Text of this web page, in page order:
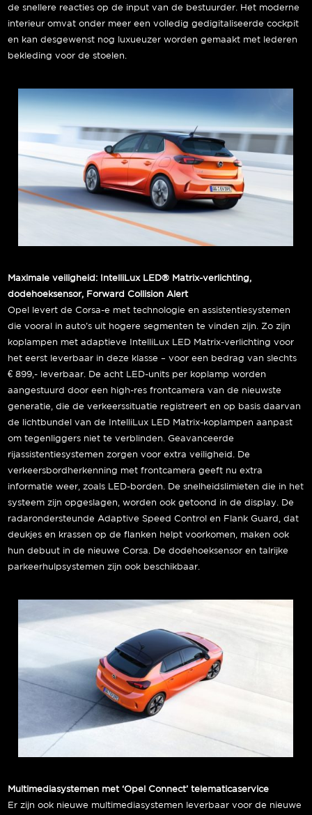
de snellere reacties op de input van de bestuurder. Het moderne
interieur omvat onder meer een volledig gedigitaliseerde cockpit
en kan desgewenst nog luxueuzer worden gemaakt met lederen
bekleding voor de stoelen.
Maximale veiligheid: IntelliLux LED® Matrix-verlichting,
dodehoeksensor, Forward Collision Alert
Opel levert de Corsa-e met technologie en assistentiesystemen
die vooral in auto’s uit hogere segmenten te vinden zijn. Zo zijn
koplampen met adaptieve IntelliLux LED Matrix-verlichting voor
het eerst leverbaar in deze klasse – voor een bedrag van slechts
€ 899,- leverbaar. De acht LED-units per koplamp worden
aangestuurd door een high-res frontcamera van de nieuwste
generatie, die de verkeerssituatie registreert en op basis daarvan
de lichtbundel van de IntelliLux LED Matrix-koplampen aanpast
om tegenliggers niet te verblinden. Geavanceerde
rijassistentiesystemen zorgen voor extra veiligheid. De
verkeersbordherkenning met frontcamera geeft nu extra
informatie weer, zoals LED-borden. De snelheidslimieten die in het
systeem zijn opgeslagen, worden ook getoond in de display. De
radarondersteunde Adaptive Speed Control en Flank Guard, dat
deukjes en krassen op de flanken helpt voorkomen, maken ook
hun debuut in de nieuwe Corsa. De dodehoeksensor en talrijke
parkeerhulpsystemen zijn ook beschikbaar.
Multimediasystemen met ‘Opel Connect’ telematicaservice
Er zijn ook nieuwe multimediasystemen leverbaar voor de nieuwe